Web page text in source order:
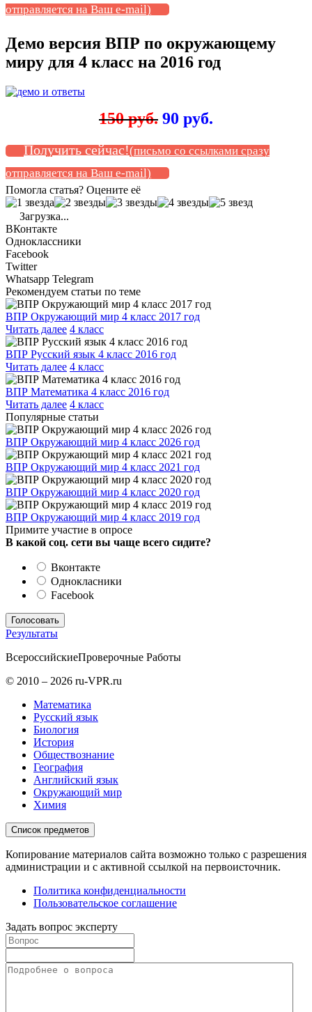
отправляется на Ваш e-mail)
Демо версия ВПР по окружающему
миру для 4 класс на 2016 год
150 руб. 90 руб.
Получить сейчас!(письмо со ссылками сразу
отправляется на Ваш e-mail)
Помогла статья? Оцените её
Загрузка...
ВКонтакте
Одноклассники
Facebook
Twitter
Whatsapp Telegram
Рекомендуем статьи по теме
ВПР Окружающий мир 4 класс 2017 год
Читать далее 4 класс
ВПР Русский язык 4 класс 2016 год
Читать далее 4 класс
ВПР Математика 4 класс 2016 год
Читать далее 4 класс
Популярные статьи
ВПР Окружающий мир 4 класс 2026 год
ВПР Окружающий мир 4 класс 2021 год
ВПР Окружающий мир 4 класс 2020 год
ВПР Окружающий мир 4 класс 2019 год
Примите участие в опросе
В какой соц. сети вы чаще всего сидите?
Вконтакте
Однокласники
Facebook
Результаты
ВсероссийскиеПроверочные Работы
© 2010 – 2026 ru-VPR.ru
Математика
Русский язык
Биология
История
Обществознание
География
Английский язык
Окружающий мир
Химия
Список предметов
Копирование материалов сайта возможно только с разрешения
администрации и с активной ссылкой на первоисточник.
Политика конфиденциальности
Пользовательское соглашение
Задать вопрос эксперту